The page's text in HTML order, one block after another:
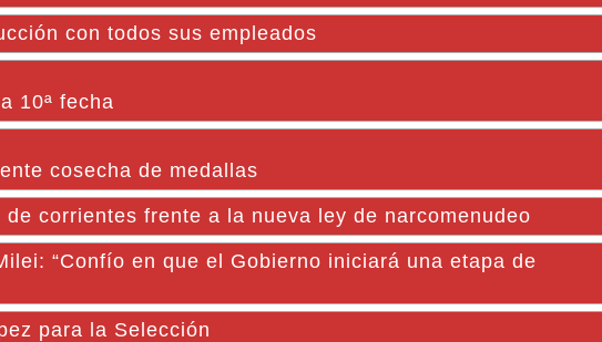
con todos sus empleados
10ª fecha
cosecha de medallas
corrientes frente a la nueva ley de narcomenudeo
“Confío en que el Gobierno iniciará una etapa de
para la Selección